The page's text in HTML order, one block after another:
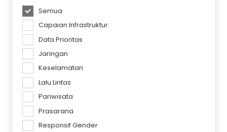
Semua
Capaian Infrastruktur
Data Prioritas
Jaringan
Keselamatan
Lalu Lintas
Pariwisata
Prasarana
Responsif Gender